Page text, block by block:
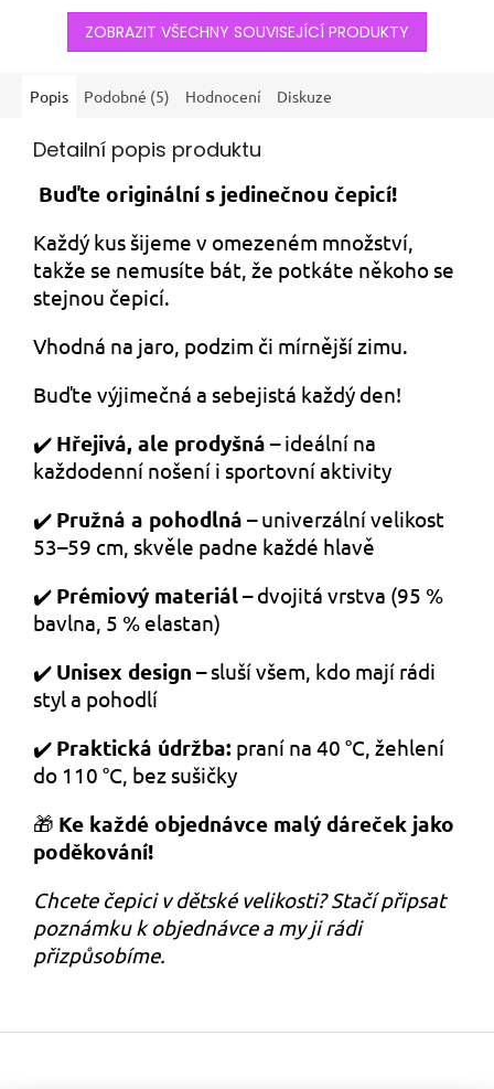
společník do...
společník do...
ZOBRAZIT VŠECHNY SOUVISEJÍCÍ PRODUKTY
Popis Podobné (5) Hodnocení Diskuze
Detailní popis produktu
Buďte originální s jedinečnou čepicí!
Každý kus šijeme v omezeném množství,
takže se nemusíte bát, že potkáte někoho se
stejnou čepicí.
Vhodná na jaro, podzim či mírnější zimu.
Buďte výjimečná a sebejistá každý den!
✔️ Hřejivá, ale prodyšná – ideální na
každodenní nošení i sportovní aktivity
✔️ Pružná a pohodlná – univerzální velikost
53–59 cm, skvěle padne každé hlavě
✔️ Prémiový materiál– dvojitá vrstva (95 %
bavlna, 5 % elastan)
✔️ Unisex design – sluší všem, kdo mají rádi
styl a pohodlí
✔️ Praktická údržba: praní na 40 °C, žehlení
do 110 °C, bez sušičky
🎁 Ke každé objednávce malý dáreček jako
poděkování!
Chcete čepici v dětské velikosti? Stačí připsat
poznámku k objednávce a my ji rádi
přizpůsobíme.
Z